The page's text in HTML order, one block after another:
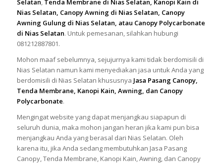
Selatan, Tenda Membrane di Nias Selatan, Kanopi Kain di
Nias Selatan, Canopy Awning di Nias Selatan, Canopy
Awning Gulung di Nias Selatan, atau Canopy Polycarbonate
di Nias Selatan. Untuk pemesanan, silahkan hubungi
081212887801.
Mohon maaf sebelumnya, sejujurnya kami tidak berdomisili di
Nias Selatan namun kami menyediakan jasa untuk Anda yang
berdomisili di Nias Selatan khususnya Jasa Pasang Canopy,
Tenda Membrane, Kanopi Kain, Awning, dan Canopy
Polycarbonate.
Mengingat website yang dapat menjangkau siapapun di
seluruh dunia, maka mohon jangan heran jika kami pun bisa
menjangkau Anda yang berasal dari Nias Selatan. Oleh
karena itu, jika Anda sedang membutuhkan Jasa Pasang
Canopy, Tenda Membrane, Kanopi Kain, Awning, dan Canopy